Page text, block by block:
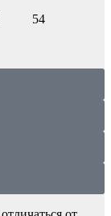
54